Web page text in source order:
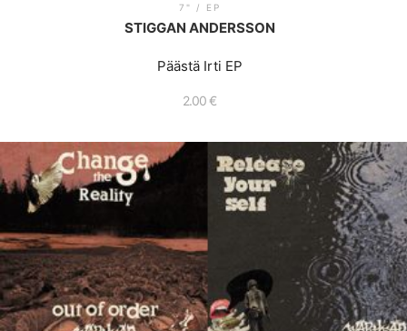
7" / EP
STIGGAN ANDERSSON
Päästä Irti EP
2.00 €